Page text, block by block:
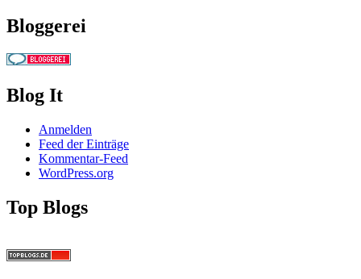
Bloggerei
Blog It
Anmelden
Feed der Einträge
Kommentar-Feed
WordPress.org
Top Blogs